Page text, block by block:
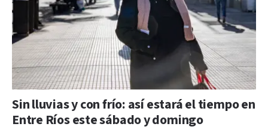
Sin lluvias y con frío: así estará el tiempo en
Entre Ríos este sábado y domingo